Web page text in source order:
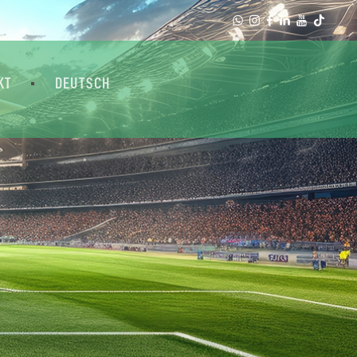
DEUTSCH